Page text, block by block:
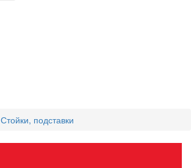
Стойки, подставки